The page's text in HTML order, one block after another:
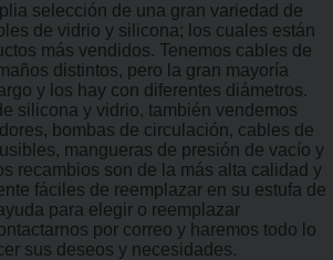
selección de una gran variedad de
de vidrio y silicona; los cuales están
más vendidos. Tenemos cables de
distintos, pero la gran mayoría
y los hay con diferentes diámetros.
silicona y vidrio, también vendemos
bombas de circulación, cables de
mangueras de presión de vacío y
recambios son de la más alta calidad y
fáciles de reemplazar en su estufa de
para elegir o reemplazar
por correo y haremos todo lo
sus deseos y necesidades.